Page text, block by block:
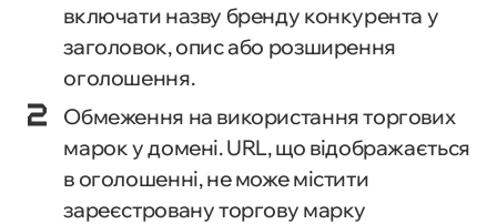
включати назву бренду конкурента у
заголовок, опис або розширення
оголошення.
Обмеження на використання торгових
марок у домені. URL, що відображається
в оголошенні, не може містити
зареєстровану торгову марку